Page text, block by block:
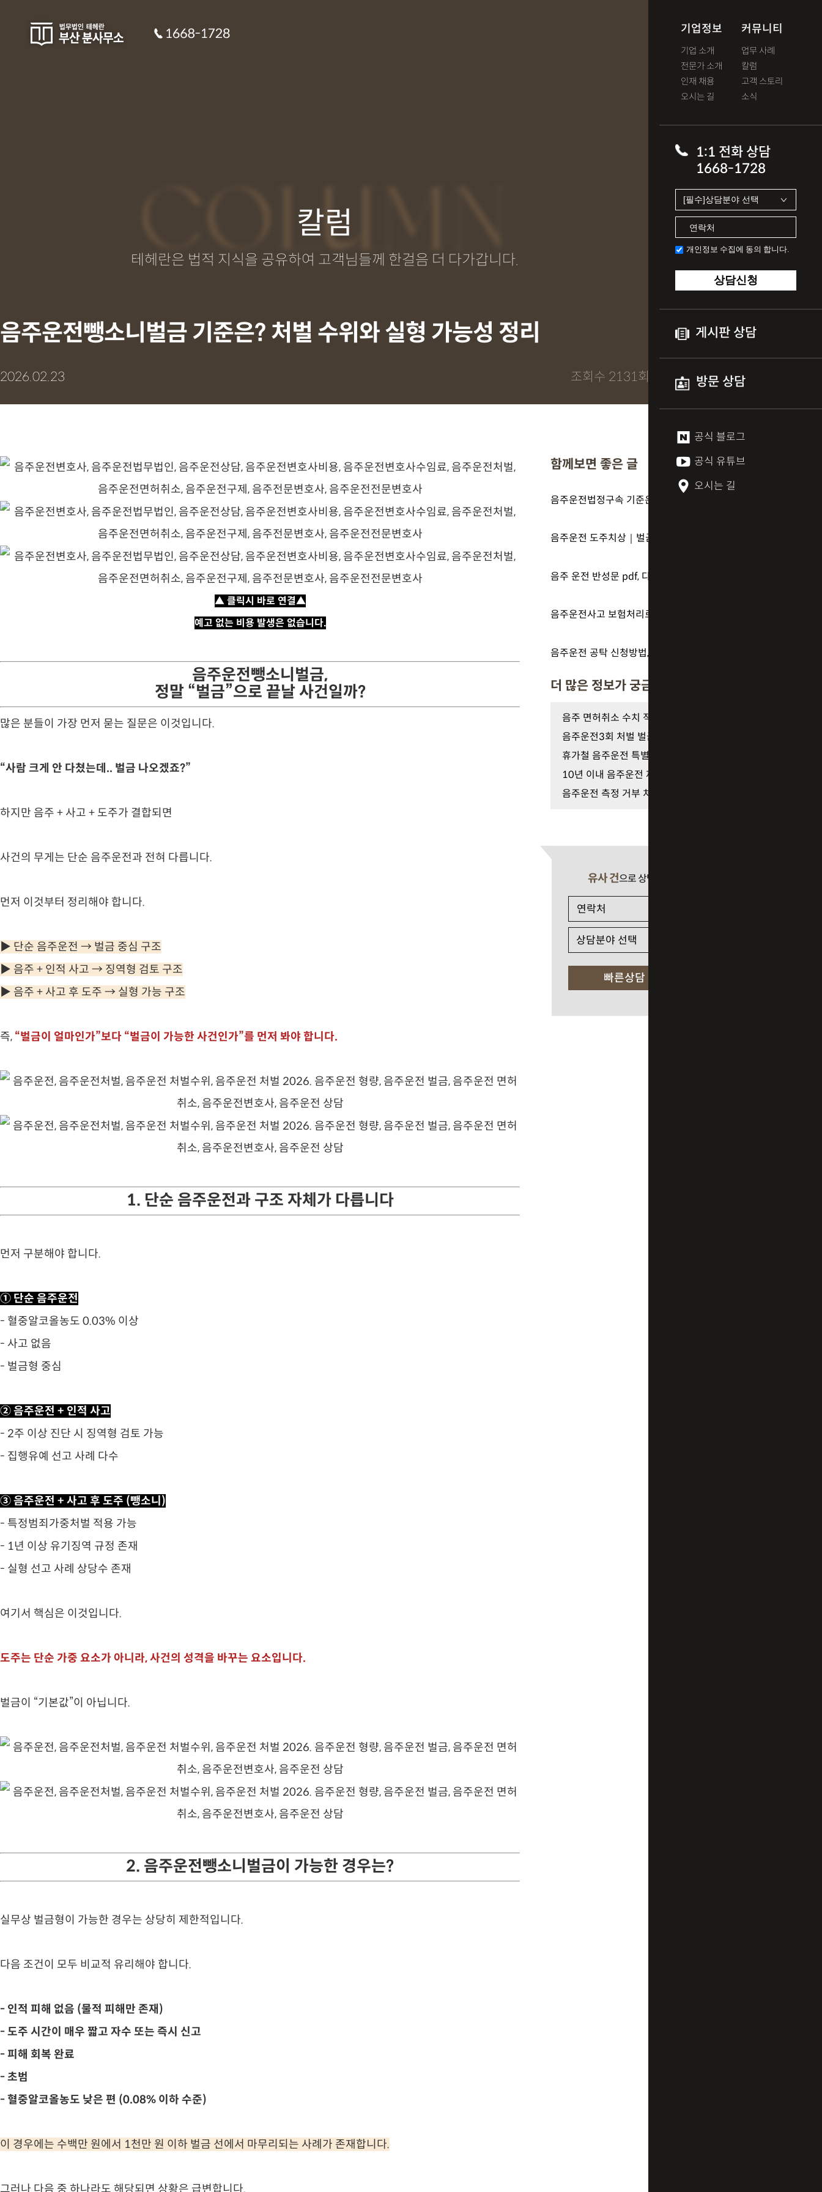
기업정보
기업 소개
전문가 소개
인재 채용
오시는 길
커뮤니티
업무 사례
칼럼
고객 스토리
소식
1:1 전화 상담
1668-1728
개인정보 수집에 동의 합니다.
상담신청
게시판 상담
방문 상담
공식 블로그
공식 유튜브
오시는 길
COLUMN
칼럼
테헤란은 법적 지식을 공유하여 고객님들께 한걸음 더 다가갑니다.
음주운전뺑소니벌금 기준은? 처벌 수위와 실형 가능성 정리
2026.02.23 조회수 2131회
▲ 클릭시 바로 연결▲
예고 없는 비용 발생은 없습니다.
음주운전뺑소니벌금,
정말 “벌금”으로 끝날 사건일까?
많은 분들이 가장 먼저 묻는 질문은 이것입니다.
“사람 크게 안 다쳤는데.. 벌금 나오겠죠?”
하지만 음주 + 사고 + 도주가 결합되면
사건의 무게는 단순 음주운전과 전혀 다릅니다.
먼저 이것부터 정리해야 합니다.
▶ 단순 음주운전 → 벌금 중심 구조
▶ 음주 + 인적 사고 → 징역형 검토 구조
▶ 음주 + 사고 후 도주 → 실형 가능 구조
즉, “벌금이 얼마인가”보다 “벌금이 가능한 사건인가”를 먼저 봐야 합니다.
1. 단순 음주운전과 구조 자체가 다릅니다
먼저 구분해야 합니다.
① 단순 음주운전
- 혈중알코올농도 0.03% 이상
- 사고 없음
- 벌금형 중심
② 음주운전 + 인적 사고
- 2주 이상 진단 시 징역형 검토 가능
- 집행유예 선고 사례 다수
③ 음주운전 + 사고 후 도주 (뺑소니)
- 특정범죄가중처벌 적용 가능
- 1년 이상 유기징역 규정 존재
- 실형 선고 사례 상당수 존재
여기서 핵심은 이것입니다.
도주는 단순 가중 요소가 아니라, 사건의 성격을 바꾸는 요소입니다.
벌금이 “기본값”이 아닙니다.
2. 음주운전뺑소니벌금이 가능한 경우는?
실무상 벌금형이 가능한 경우는 상당히 제한적입니다.
다음 조건이 모두 비교적 유리해야 합니다.
- 인적 피해 없음 (물적 피해만 존재)
- 도주 시간이 매우 짧고 자수 또는 즉시 신고
- 피해 회복 완료
- 초범
- 혈중알코올농도 낮은 편 (0.08% 이하 수준)
이 경우에는 수백만 원에서 1천만 원 이하 벌금 선에서 마무리되는 사례가 존재합니다.
그러나 다음 중 하나라도 해당되면 상황은 급변합니다.
함께보면 좋은 글
더 많은 정보가 궁금하다면
유사 건으로 상담 필요 시